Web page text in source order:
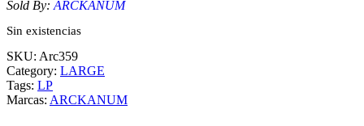
Sold By: ARCKANUM
Sin existencias
SKU: Arc359
Category: LARGE
Tags: LP
Marcas: ARCKANUM